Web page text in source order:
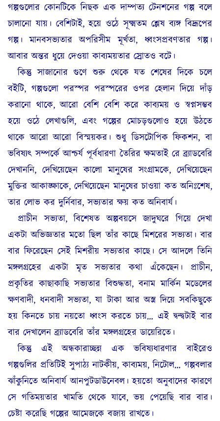
গল্পগুলোর কোনটিকে নিছক এক দাম্পত্য টেনশনের গল্প বলে
চালানো যায়। বেশিটাই, হয়ে ওঠে সূক্ষ্মতম শ্লেষ ব্যঙ্গ বিদ্রূপের
গল্প। মানবসভ্যতার অপরিসীম মূর্খতা, ধ্বংসপ্রবণতার গল্প।
আবার অন্তর ধুয়ে দেওয়া কাব্যময়তার স্রোতও বটে।
কিন্তু সাজানোর গুণে শুরু থেকে যত শেষের দিকে চলে
বইটি, গল্পগুলো পরস্পর পরস্পরের ওপর হেলান দিয়ে দাঁড়
করানো থাকে, আরো বেশি বেশি করে কাব্যময় ও স্বপ্নসম্ভব
হয়ে ওঠে লেখাগুলি, এবং গল্পের মোচড়গুলোও হয়ে উঠতে
থাকে আরো আরো বিস্ময়কর। শুধু ডিসটোপিক ফিকশন, বা
ভবিষ্যৎ সম্পর্কে আশ্চর্য পূর্বধারণা তৈরির ক্ষমতাই রে ব্র্যাডবেরি
দেখাননি, দেখিয়েছেন কালো মানুষের সংগ্রামকে, দেখিয়েছেন
মুক্তির আকাঙ্ক্ষাকে, দেখিয়েছেন মানুষের চাওয়া কত অনিঃশেষ,
তার লোভ কর দুর্নিবার, সভ্যতার ক্ষয় কত অনিবার্য।
প্রাচীন সভ্যতা, বিশেষত অল্পবয়সে জাদুঘরে গিয়ে দেখা
একটা অভিজ্ঞতার মতো ছিল তাঁর কাছে মিশরের সভ্যতা। বার
বার ফিরেছেন সেই মিশরীয় সভ্যতার কাছে। সে আদলে তিনি
মঙ্গলগ্রহের একটা মৃত সভ্যতার কথা এঁকেছেন। প্রাচীন,
প্রকৃতির কাছাকাছি সভ্যতার বিশুদ্ধতা, বনাম মার্কিন মডেলের
ক্ষণবাদী, ধনবাদী সভ্যতা, যা টাকা আর অস্ত্র দিয়ে সবকিছুকে
হয় কিনতে চায় নয়তো ধ্বংস করতে চায়… এই দ্বন্দ্বটাই বার
বার দেখালেন ব্র্যাডবেরি তাঁর মঙ্গলগ্রহের ডায়েরিতে।
কিন্তু এই অন্ধকারাচ্ছন্ন এক ভবিষ্যধারণার বাইরেও
গল্পগুলির প্রতিটিই সুপাঠ্য নাটকীয়, কাব্যময়, নিটোল… গল্পবলার
ঝাঁকুনিতে অনিবার্য আনপুটডাউনেবল। হয়তো অনুবাদের কারণে
সে গতিময়তার খামতি থেকে যাবে, ভয় পেয়েছি বার বার।
চেষ্টা করেছি গল্পের আমেজকে বজায় রাখতে।